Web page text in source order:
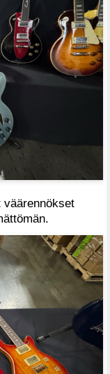
väärennökset